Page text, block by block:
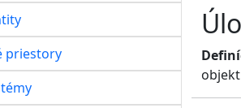
priestory